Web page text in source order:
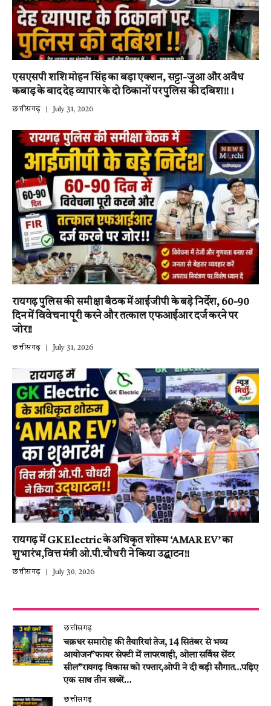
एसएसपी शशि मोहन सिंह का बड़ा एक्शन, सट्टा-जुआ और अवैध
कबाड़ के बाद देह व्यापार के दो ठिकानों पर पुलिस की दबिश!!।
छत्तीसगढ़ July 31, 2026
रायगढ़ पुलिस की समीक्षा बैठक में आईजीपी के बड़े निर्देश, 60-90
दिन में विवेचना पूरी करने और तत्काल एफआईआर दर्ज करने पर
जोर!!
छत्तीसगढ़ July 31, 2026
रायगढ़ में GK Electric के अधिकृत शोरूम ‘AMAR EV’ का
शुभारंभ,वित्त मंत्री ओ.पी.चौधरी ने किया उद्घाटन!!
छत्तीसगढ़ July 30, 2026
छत्तीसगढ़
चक्रधर समारोह की तैयारियां तेज, 14 सितंबर से भव्य
आयोजन”फायर सेफ्टी में लापरवाही, ओला सर्विस सेंटर
सील”रायगढ़ विकास को रफ्तार,ओपी ने दी बड़ी सौगात…पढ़िए
एक साथ तीन खबरें…
छत्तीसगढ़